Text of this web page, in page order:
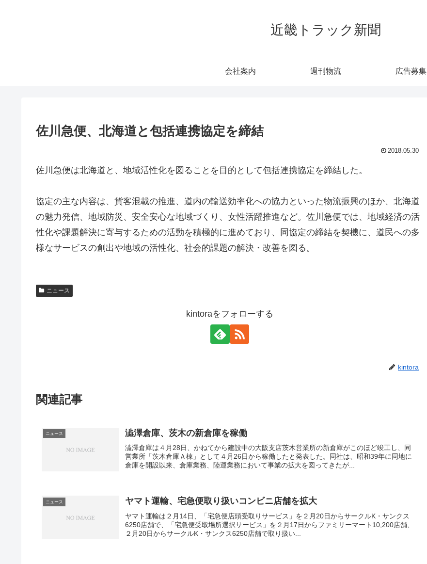
近畿トラック新聞
会社案内 週刊物流 広告募集
佐川急便、北海道と包括連携協定を締結
2018.05.30
佐川急便は北海道と、地域活性化を図ることを目的として包括連携協定を締結した。
協定の主な内容は、貨客混載の推進、道内の輸送効率化への協力といった物流振興のほか、北海道
の魅力発信、地域防災、安全安心な地域づくり、女性活躍推進など。佐川急便では、地域経済の活
性化や課題解決に寄与するための活動を積極的に進めており、同協定の締結を契機に、道民への多
様なサービスの創出や地域の活性化、社会的課題の解決・改善を図る。
ニュース
kintoraをフォローする
kintora
関連記事
ニュース 澁澤倉庫、茨木の新倉庫を稼働
澁澤倉庫は４月28日、かねてから建設中の大阪支店茨木営業所の新倉庫がこのほど竣工し、同
営業所「茨木倉庫Ａ棟」として４月26日から稼働したと発表した。同社は、昭和39年に同地に
倉庫を開設以来、倉庫業務、陸運業務において事業の拡大を図ってきたが...
ニュース ヤマト運輸、宅急便取り扱いコンビニ店舗を拡大
ヤマト運輸は２月14日、「宅急便店頭受取りサービス」を２月20日からサークルK・サンクス
6250店舗で、「宅急便受取場所選択サービス」を２月17日からファミリーマート10,200店舗、
２月20日からサークルK・サンクス6250店舗で取り扱い...